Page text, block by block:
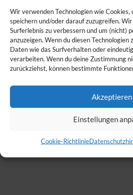
Wir verwenden Technologien wie
speichern und/oder darauf zuzugreifen.
Surferlebnis zu verbessern und um (nicht)
anzuzeigen. Wenn du diesen
Daten wie das Surfverhalten oder
verarbeiten. Wenn du deine Zustimmung
zurückziehst, können bestimmte
Akzeptieren
Einstellungen
Cookie-Richtlinie